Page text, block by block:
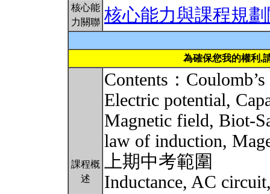
核心能
力關聯 核心能力與課程規
為確保您我的權利,
課程概
述
Contents：
Electric potential,
Magnetic field, Biot-
law of induction,
上期中考範圍
Inductance, AC